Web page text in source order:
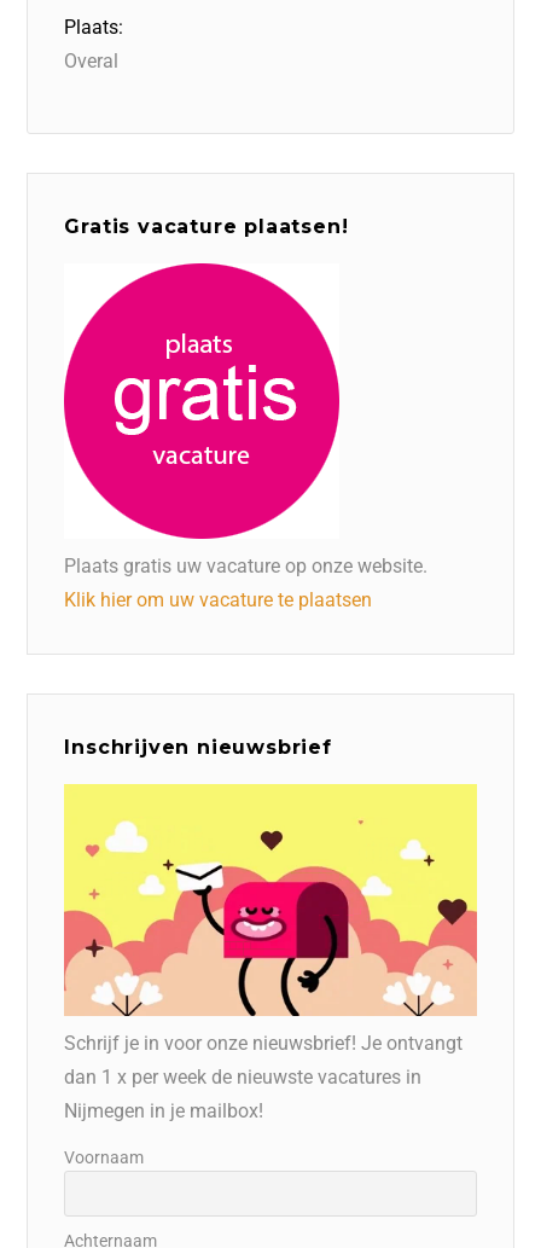
Plaats:
Overal
Gratis vacature plaatsen!
Plaats gratis uw vacature op onze website.
Klik hier om uw vacature te plaatsen
Inschrijven nieuwsbrief
Schrijf je in voor onze nieuwsbrief! Je ontvangt
dan 1 x per week de nieuwste vacatures in
Nijmegen in je mailbox!
Voornaam
Achternaam